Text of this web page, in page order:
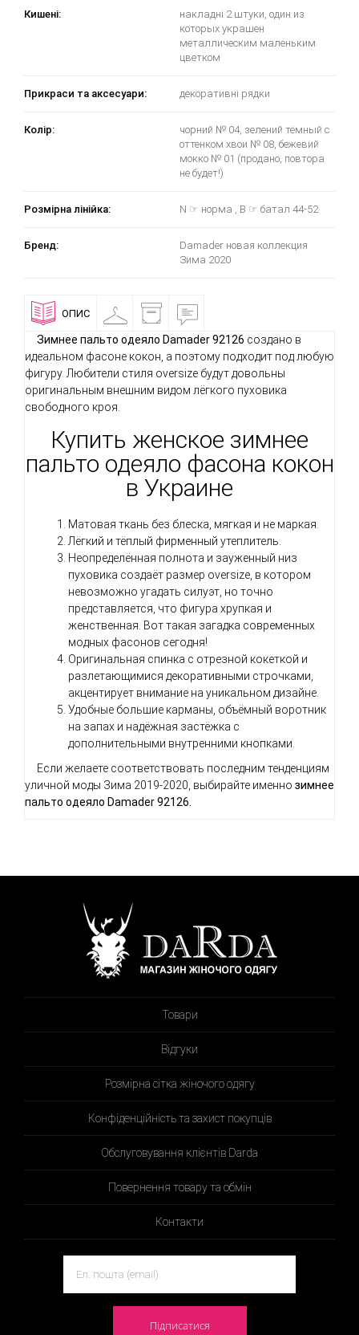
Кишені:
накладні 2 штуки, один из
которых украшен
металлическим маленьким
цветком
Прикраси та аксесуари: декоративні рядки
Колір:
чорний № 04, зелений тёмный с
оттенком хвои № 08, бежевий
мокко № 01 (продано, повтора
не будет!)
Розмірна лінійка: N ☞ норма , B ☞ батал 44-52
Бренд:
Damader новая коллекция
Зима 2020
ОПИС ПРИМІРОЧНАДОСТАВКА
ОПЛАТА
Зимнее пальто одеяло Damader 92126 создано в
идеальном фасоне кокон, а поэтому подходит под любую
фигуру. Любители стиля oversize будут довольны
оригинальным внешним видом лёгкого пуховика
свободного кроя.
Купить женское зимнее
пальто одеяло фасона кокон
в Украине
Матовая ткань без блеска, мягкая и не маркая.
Лёгкий и тёплый фирменный утеплитель.
Неопределённая полнота и зауженный низ
пуховика создаёт размер oversize, в котором
невозможно угадать силуэт, но точно
представляется, что фигура хрупкая и
женственная. Вот такая загадка современных
модных фасонов сегодня!
Оригинальная спинка с отрезной кокеткой и
разлетающимися декоративными строчками,
акцентирует внимание на уникальном дизайне.
Удобные большие карманы, объёмный воротник
на запах и надёжная застёжка с
дополнительными внутренними кнопками.
Если желаете соответствовать последним тенденциям
уличной моды Зима 2019-2020, выбирайте именно зимнее
пальто одеяло Damader 92126.
Товари
Відгуки
Розмірна сітка жіночого одягу
Конфіденційність та захист покупців
Обслуговування клієнтів Darda
Повернення товару та обмін
Контакти
Підписатися